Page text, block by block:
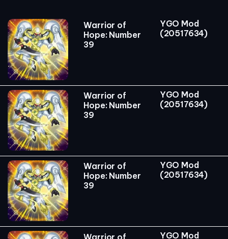
Warrior of
Hope: Number
39
YGO Mod
(20517634)
Warrior of
Hope: Number
39
YGO Mod
(20517634)
Warrior of
Hope: Number
39
YGO Mod
(20517634)
Warrior of
YGO Mod